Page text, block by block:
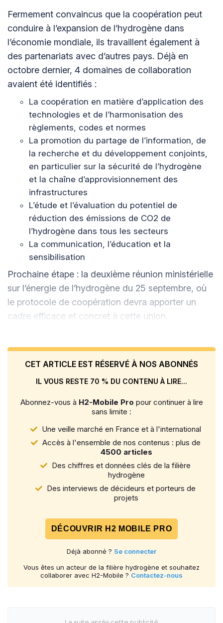
Fermement convaincus que la coopération peut
conduire à l’expansion de l’hydrogène dans
l’économie mondiale, ils travaillent également à
des partenariats avec d’autres pays. Déjà en
octobre dernier, 4 domaines de collaboration
avaient été identifiés :
La coopération en matière d’application des
technologies et de l’harmonisation des
règlements, codes et normes
La promotion du partage de l’information, de
la recherche et du développement conjoints,
en particulier sur la sécurité de l’hydrogène
et la chaîne d’approvisionnement des
infrastructures
L’étude et l’évaluation du potentiel de
réduction des émissions de CO2 de
l’hydrogène dans tous les secteurs
La communication, l’éducation et la
sensibilisation
Prochaine étape : la deuxième réunion ministérielle
sur l’énergie de l’hydrogène du 25 septembre, où
le protocole de coopération devra apporter un
cadre efficace et concret à cette union.
CET ARTICLE EST RÉSERVÉ À NOS ABONNÉS
IL VOUS RESTE 70 % DU CONTENU À LIRE...
Abonnez-vous à H2-Mobile Pro pour continuer à lire
sans limite :
Une veille marché en France et à l'international
Accès à l'ensemble de nos contenus : plus de
4500 articles
Des chiffres et données clés de la filière
hydrogène
Des interviews de décideurs et porteurs de
projets
DÉCOUVRIR H2 MOBILE PRO
Déjà abonné ? Se connecter
Vous êtes un acteur de la filière hydrogène et souhaitez
collaborer avec H2-Mobile ? Contactez-nous